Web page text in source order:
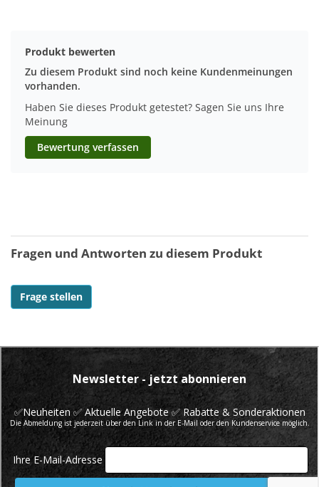
Produkt bewerten
Zu diesem Produkt sind noch keine Kundenmeinungen
vorhanden.
Haben Sie dieses Produkt getestet? Sagen Sie uns Ihre
Meinung
Bewertung verfassen
Fragen und Antworten zu diesem Produkt
Frage stellen